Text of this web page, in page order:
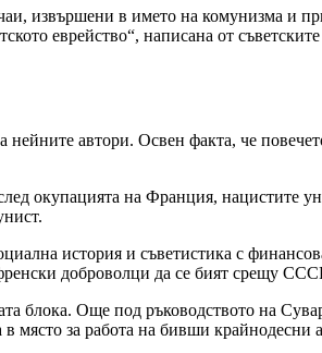
извършени в името на комунизма и
еврейство“, написана от
нейните автори. Освен факта, че
окупацията на Франция, нацистите
история и съветистика с
доброволци да се бият срещу
блока. Още под ръководството на
място за работа на бивши крайнодесни